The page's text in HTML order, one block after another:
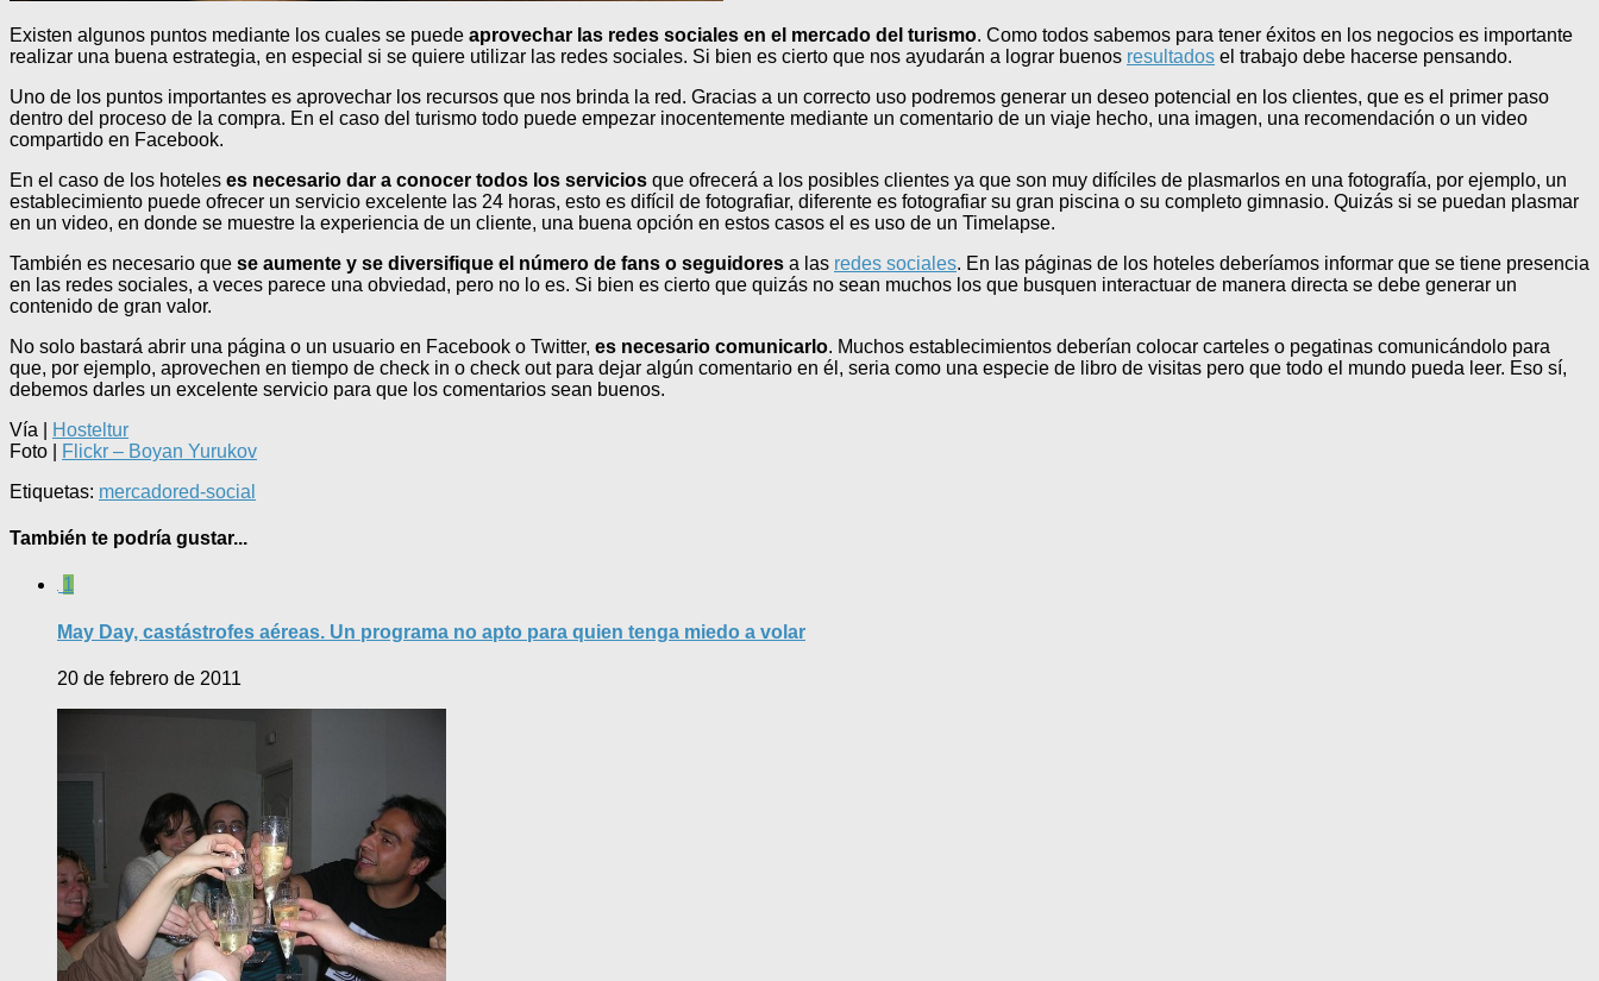
Existen algunos puntos mediante los cuales se puede aprovechar las redes sociales en el mercado del turismo. Como todos sabemos para tener éxitos en los negocios es importante
realizar una buena estrategia, en especial si se quiere utilizar las redes sociales. Si bien es cierto que nos ayudarán a lograr buenos resultados el trabajo debe hacerse pensando.
Uno de los puntos importantes es aprovechar los recursos que nos brinda la red. Gracias a un correcto uso podremos generar un deseo potencial en los clientes, que es el primer paso
dentro del proceso de la compra. En el caso del turismo todo puede empezar inocentemente mediante un comentario de un viaje hecho, una imagen, una recomendación o un video
compartido en Facebook.
En el caso de los hoteles es necesario dar a conocer todos los servicios que ofrecerá a los posibles clientes ya que son muy difíciles de plasmarlos en una fotografía, por ejemplo, un
establecimiento puede ofrecer un servicio excelente las 24 horas, esto es difícil de fotografiar, diferente es fotografiar su gran piscina o su completo gimnasio. Quizás si se puedan plasmar
en un video, en donde se muestre la experiencia de un cliente, una buena opción en estos casos el es uso de un Timelapse.
También es necesario que se aumente y se diversifique el número de fans o seguidores a las redes sociales. En las páginas de los hoteles deberíamos informar que se tiene presencia
en las redes sociales, a veces parece una obviedad, pero no lo es. Si bien es cierto que quizás no sean muchos los que busquen interactuar de manera directa se debe generar un
contenido de gran valor.
No solo bastará abrir una página o un usuario en Facebook o Twitter, es necesario comunicarlo. Muchos establecimientos deberían colocar carteles o pegatinas comunicándolo para
que, por ejemplo, aprovechen en tiempo de check in o check out para dejar algún comentario en él, seria como una especie de libro de visitas pero que todo el mundo pueda leer. Eso sí,
debemos darles un excelente servicio para que los comentarios sean buenos.
Vía |
Hosteltur
Foto |
Flickr – Boyan Yurukov
Etiquetas: mercadored-social
También te podría gustar...
1
May Day, castástrofes aéreas. Un programa no apto para quien tenga miedo a volar
20 de febrero de 2011